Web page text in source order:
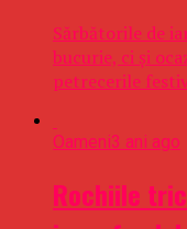
Sărbătorile de
bucurie, ci și
petrecerile
Oameni3 ani ago
Rochiile